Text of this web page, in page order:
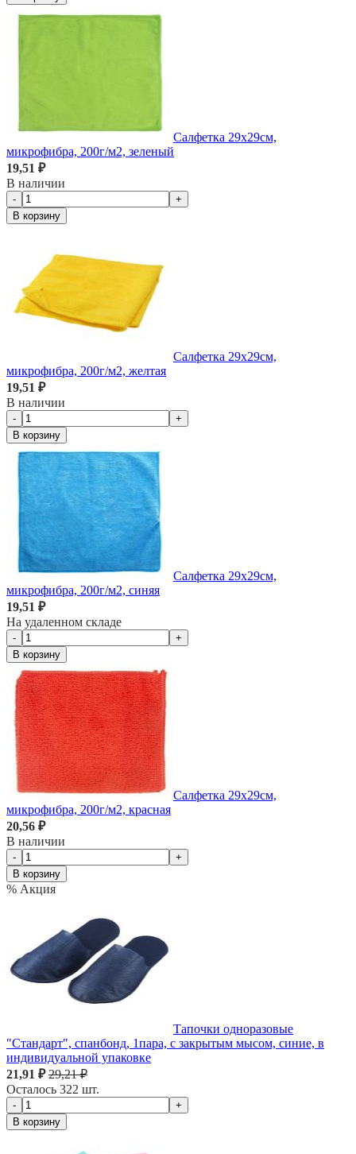
Салфетка 29х29см,
микрофибра, 200г/м2, зеленый
19,51 ₽
В наличии
-
+
В корзину
Салфетка 29х29см,
микрофибра, 200г/м2, желтая
19,51 ₽
В наличии
-
+
В корзину
Салфетка 29х29см,
микрофибра, 200г/м2, синяя
19,51 ₽
На удаленном складе
-
+
В корзину
Салфетка 29х29см,
микрофибра, 200г/м2, красная
20,56 ₽
В наличии
-
+
В корзину
% Акция
Тапочки одноразовые
"Стандарт", спанбонд, 1пара, с закрытым мысом, синие, в
индивидуальной упаковке
21,91 ₽29,21 ₽
Осталось 322 шт.
-
+
В корзину